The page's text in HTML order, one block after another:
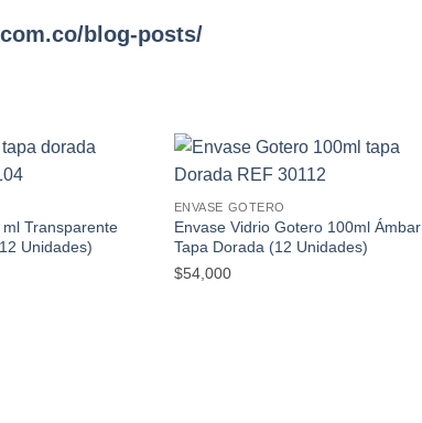
blog-posts/
lista de
Transparente
Unidades)
lista de
ENVASE GOTERO
Envase Vidrio Gotero 100ml Ámbar
Tapa Dorada (12 Unidades)
$54,000